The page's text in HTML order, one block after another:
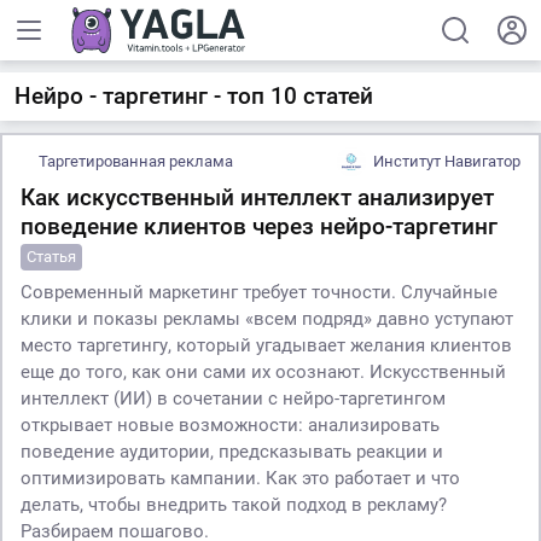
Нейро - таргетинг - топ 10 статей
Таргетированная реклама Институт Навигатор
Как искусственный интеллект анализирует
поведение клиентов через нейро-таргетинг
Статья
Современный маркетинг требует точности. Случайные
клики и показы рекламы «всем подряд» давно уступают
место таргетингу, который угадывает желания клиентов
еще до того, как они сами их осознают. Искусственный
интеллект (ИИ) в сочетании с нейро-таргетингом
открывает новые возможности: анализировать
поведение аудитории, предсказывать реакции и
оптимизировать кампании. Как это работает и что
делать, чтобы внедрить такой подход в рекламу?
Разбираем пошагово.